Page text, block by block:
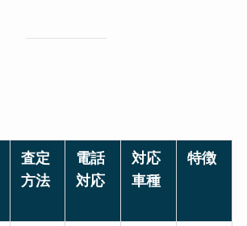
査定
方法
電話
対応
対応
車種
特徴